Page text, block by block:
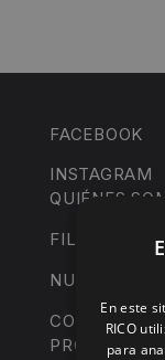
FACEBOOK
INSTAGRAM
QUIÉNES
FILOSOFÍA
NUESTRAS
COLECCIONES
PROYECTOS
En este
RICO
para